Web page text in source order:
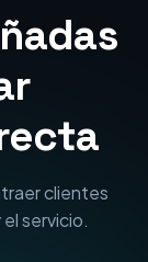
clientes
servicio.